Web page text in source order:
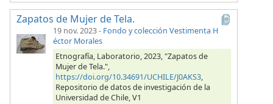
Zapatos de Mujer de Tela.
19 nov. 2023- Fondo y colección Vestimenta H
éctor Morales
Etnografía, Laboratorio, 2023, "Zapatos de
Mujer de Tela.",
https://doi.org/10.34691/UCHILE/J0AKS3,
Repositorio de datos de investigación de la
Universidad de Chile, V1